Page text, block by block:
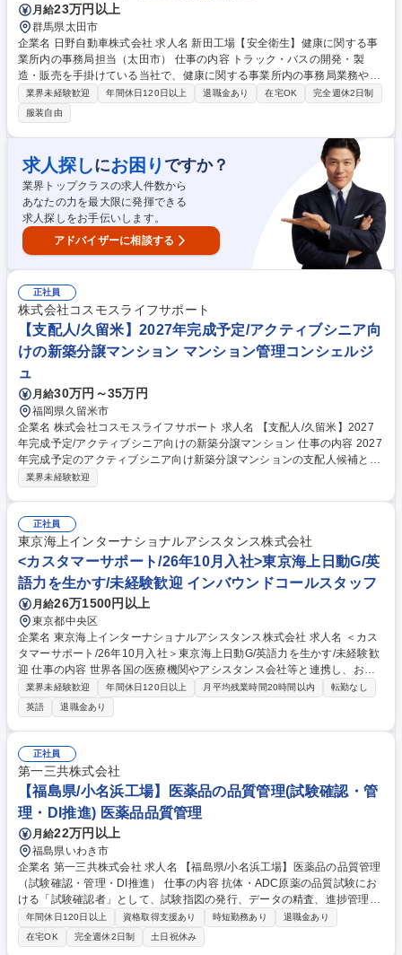
月給23万円以上
群馬県太田市
企業名 日野自動車株式会社 求人名 新田工場【安全衛生】健康に関する事
業所内の事務局担当（太田市） 仕事の内容 トラック・バスの開発・製
造・販売を手掛けている当社で、健康に関する事業所内の事務局業務や安
衛法に基づいた安全・衛生・健康に関する以下の業務をお任せします。 ●
安全衛生業務 ●労働安全と労働衛生に関する業務（健康診断等含む） ●設
備等の届け出管理 ●疾病・労災等の手続きなど 募集職種 新田工場【安全
衛生】健康に関する事業所内の事務局担当（太田市）
業界未経験歓迎 年間休日120日以上 退職金あり 在宅OK
完全週休2日制
服装自由
求人探しにお困り ですか？
業界トップクラスの求人件数から
あなたの力を最大限に発揮できる
求人探しをお手伝いします。
アドバイザーに相談する
正社員
株式会社コスモスライフサポート
【支配人/久留米】2027年完成予定/アクティブシニア向
けの新築分譲マンション マンション管理コンシェルジ
ュ
月給30万円～35万円
福岡県久留米市
企業名 株式会社コスモスライフサポート 求人名 【支配人/久留米】2027
年完成予定/アクティブシニア向けの新築分譲マンション 仕事の内容 2027
年完成予定のアクティブシニア向け新築分譲マンションの支配人候補とし
て、カウンター業務や入居者様の日々のお困りごと相談対応を中心に地域
ばれるサービスの考案や、提供に必要な協力会社の開拓・交渉■地域を巻
き込んだイベント企画■お困りごと相談対応、介護事業者との連携■コンシ
ェルジュのマネジメントや本社とのやり取り ★現場発信で独自の「攻めの
サービス」を企画・提供できる魅力があり、家族のように親身に寄り添え
ます。 募集職種 【支配人/久留米】2027年完成予定/アクティブシニア向
けの新築分譲マンション
業界未経験歓迎
正社員
東京海上インターナショナルアシスタンス株式会社
<カスタマーサポート/26年10月入社>東京海上日動G/英
語力を生かす/未経験歓迎 インバウンドコールスタッフ
月給26万1500円以上
東京都中央区
企業名 東京海上インターナショナルアシスタンス株式会社 求人名 ＜カス
タマーサポート/26年10月入社＞東京海上日動G/英語力を生かす/未経験歓
迎 仕事の内容 世界各国の医療機関やアシスタンス会社等と連携し、お客
様(海外旅行中の方やインバウンドで日本に滞在中の方等)からのSOSに対
応します。 ※業務に関する変更範囲：当社業務全般 「体調を崩してしま
った/怪我をしてしまった」等をはじめ、お客様のお困りごとに対し、医療
機関・医療通訳・日本人スタッフのいる提携施設の紹介や手配など、最適
な方法を自ら考え、世界中の様々な関係者と連携しながら主体的にコーデ
ィネートしサービスを提供します。 【入社後について】独り立ちするまで
は、各種研修や先輩社員によるOJTでサポートしますのでご安心ください
(目安：7か月程度)。 募集職種 ＜カスタマーサポート/26年10月入社＞東
京海上日動G/英語力を生かす/未経験歓迎
業界未経験歓迎 年間休日120日以上 月平均残業時間20時間以内
転勤なし
英語
退職金あり
正社員
第一三共株式会社
【福島県/小名浜工場】医薬品の品質管理(試験確認・管
理・DI推進) 医薬品品質管理
月給22万円以上
福島県いわき市
企業名 第一三共株式会社 求人名 【福島県/小名浜工場】医薬品の品質管理
（試験確認・管理・DI推進） 仕事の内容 抗体・ADC原薬の品質試験にお
ける「試験確認者」として、試験指図の発行、データの精査、進捗管理を
担当します。GMPに基づき、データの信頼性（DI）を担保し、組織の司令
塔として活躍いただきます。 (1)抗体・ADC原薬の製品試験（工程管理・
規格試験等）のデータ確認・承認、オーディットトレイル確認、ラボエラ
年間休日120日以上 資格取得支援あり 時短勤務あり
退職金あり
在宅OK
完全週休2日制 土日祝休み